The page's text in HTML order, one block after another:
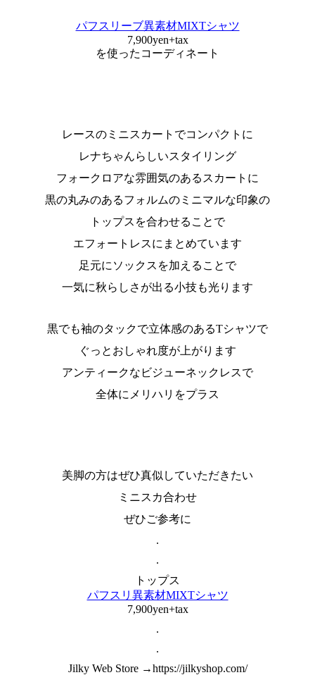
パフスリーブ異素材MIXTシャツ
7,900yen+tax
を使ったコーディネート
レースのミニスカートでコンパクトに
レナちゃんらしいスタイリング
フォークロアな雰囲気のあるスカートに
黒の丸みのあるフォルムのミニマルな印象の
トップスを合わせることで
エフォートレスにまとめています
足元にソックスを加えることで
一気に秋らしさが出る小技も光ります
黒でも袖のタックで立体感のあるTシャツで
ぐっとおしゃれ度が上がります
アンティークなビジューネックレスで
全体にメリハリをプラス
美脚の方はぜひ真似していただきたい
ミニスカ合わせ
ぜひご参考に
.
.
トップス
パフスリ異素材MIXTシャツ
7,900yen+tax
.
.
Jilky Web Store →https://jilkyshop.com/